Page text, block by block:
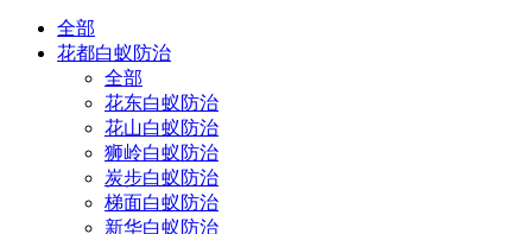
全部
花都白蚁防治
全部
花东白蚁防治
花山白蚁防治
狮岭白蚁防治
炭步白蚁防治
梯面白蚁防治
新华白蚁防治